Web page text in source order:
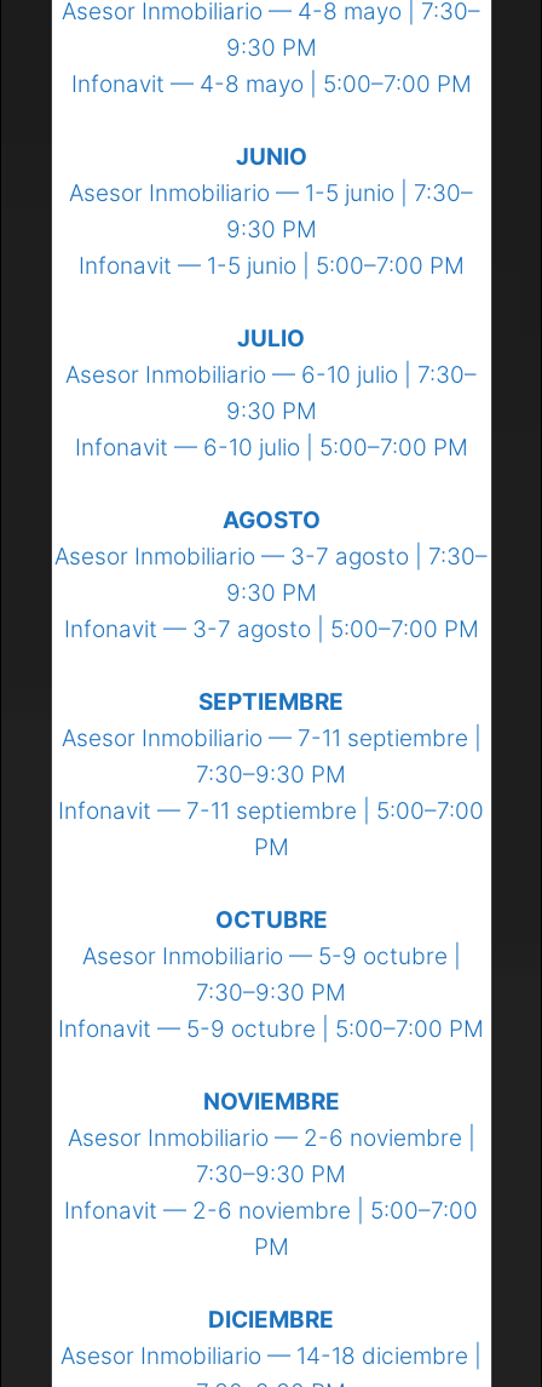
Asesor Inmobiliario — 4-8 mayo | 7:30–
9:30 PM
Infonavit — 4-8 mayo | 5:00–7:00 PM
JUNIO
Asesor Inmobiliario — 1-5 junio | 7:30–
9:30 PM
Infonavit — 1-5 junio | 5:00–7:00 PM
JULIO
Asesor Inmobiliario — 6-10 julio | 7:30–
9:30 PM
Infonavit — 6-10 julio | 5:00–7:00 PM
AGOSTO
Asesor Inmobiliario — 3-7 agosto | 7:30–
9:30 PM
Infonavit — 3-7 agosto | 5:00–7:00 PM
SEPTIEMBRE
Asesor Inmobiliario — 7-11 septiembre |
7:30–9:30 PM
Infonavit — 7-11 septiembre | 5:00–7:00
PM
OCTUBRE
Asesor Inmobiliario — 5-9 octubre |
7:30–9:30 PM
Infonavit — 5-9 octubre | 5:00–7:00 PM
NOVIEMBRE
Asesor Inmobiliario — 2-6 noviembre |
7:30–9:30 PM
Infonavit — 2-6 noviembre | 5:00–7:00
PM
DICIEMBRE
Asesor Inmobiliario — 14-18 diciembre |